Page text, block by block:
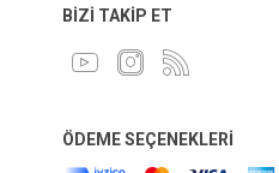
BIZI TAKIP ET
ÖDEME SEÇENEKLERI